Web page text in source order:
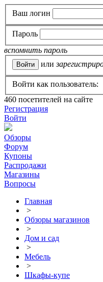
Ваш логин
Пароль
вспомнить пароль
или
Войти как пользователь:
460 посетителей на сайте
Регистрация
Войти
Обзоры
Форум
Купоны
Распродажи
Магазины
Вопросы
Главная
>
Обзоры магазинов
>
Дом и сад
>
Мебель
>
Шкафы-купе